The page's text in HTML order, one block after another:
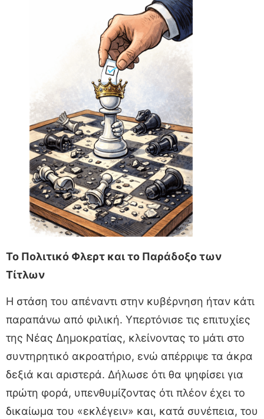
Το Πολιτικό Φλερτ και το Παράδοξο των
Τίτλων
Η στάση του απέναντι στην κυβέρνηση ήταν κάτι
παραπάνω από φιλική. Υπερτόνισε τις επιτυχίες
της Νέας Δημοκρατίας, κλείνοντας το μάτι στο
συντηρητικό ακροατήριο, ενώ απέρριψε τα άκρα
δεξιά και αριστερά. Δήλωσε ότι θα ψηφίσει για
πρώτη φορά, υπενθυμίζοντας ότι πλέον έχει το
δικαίωμα του «εκλέγειν» και, κατά συνέπεια, του